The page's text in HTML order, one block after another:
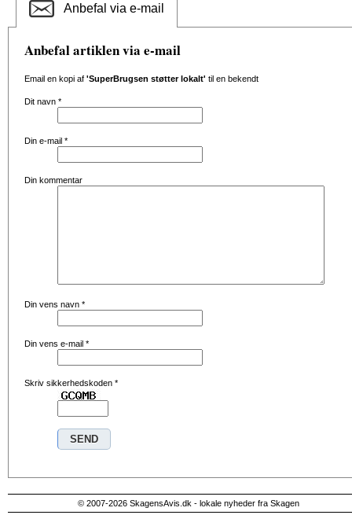
Anbefal via e-mail
Anbefal artiklen via e-mail
Email en kopi af 'SuperBrugsen støtter lokalt' til en bekendt
Dit navn *
Din e-mail *
Din kommentar
Din vens navn *
Din vens e-mail *
Skriv sikkerhedskoden *
© 2007-2026 SkagensAvis.dk - lokale nyheder fra Skagen